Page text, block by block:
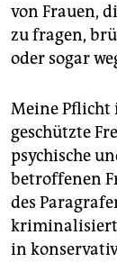
von Frauen,
zu fragen,
oder sogar
Meine Pflicht
geschützte
psychische
betroffenen
des
kriminalisiert,
in